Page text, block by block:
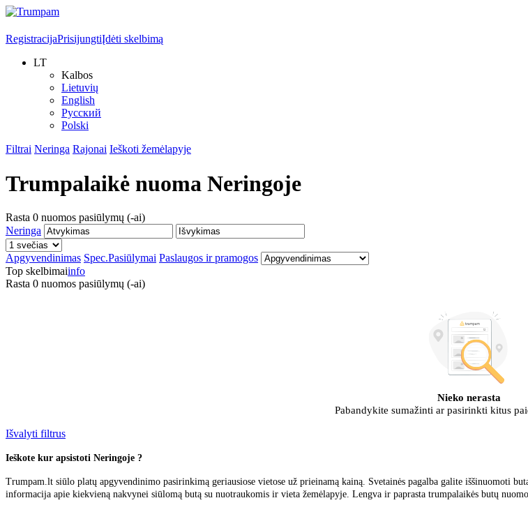
RegistracijaPrisijungtiĮdėti skelbimą
LT
Kalbos
Lietuvių
English
Русский
Polski
Filtrai Neringa Rajonai Ieškoti žemėlapyje
Trumpalaikė nuoma Neringoje
Rasta 0 nuomos pasiūlymų (-ai)
Neringa
Apgyvendinimas Spec.Pasiūlymai Paslaugos ir pramogos
Top skelbimaiinfo
Rasta 0 nuomos pasiūlymų (-ai)
Nieko nerasta
Pabandykite sumažinti ar pasirinkti kitus
Išvalyti filtrus
Ieškote kur apsistoti Neringoje ?
Trumpam.lt siūlo platų apgyvendinimo pasirinkimą geriausiose vietose už prieinamą kainą. Svetainės pagalba galite iššinuomoti
informacija apie kiekvieną nakvynei siūlomą butą su nuotraukomis ir vieta žemėlapyje. Lengva ir paprasta trumpalaikės butų